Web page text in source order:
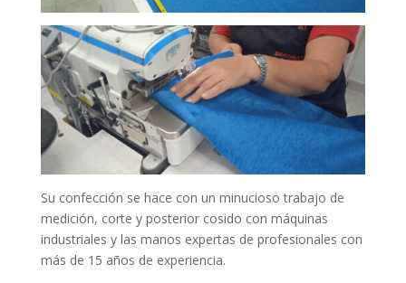
Su confección se hace con un minucioso trabajo de
medición, corte y posterior cosido con máquinas
industriales y las manos expertas de profesionales con
más de 15 años de experiencia.